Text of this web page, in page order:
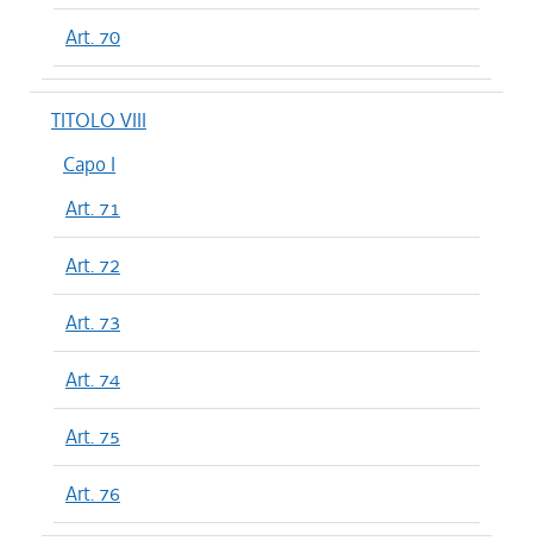
Art. 70
TITOLO VIII
Capo I
Art. 71
Art. 72
Art. 73
Art. 74
Art. 75
Art. 76